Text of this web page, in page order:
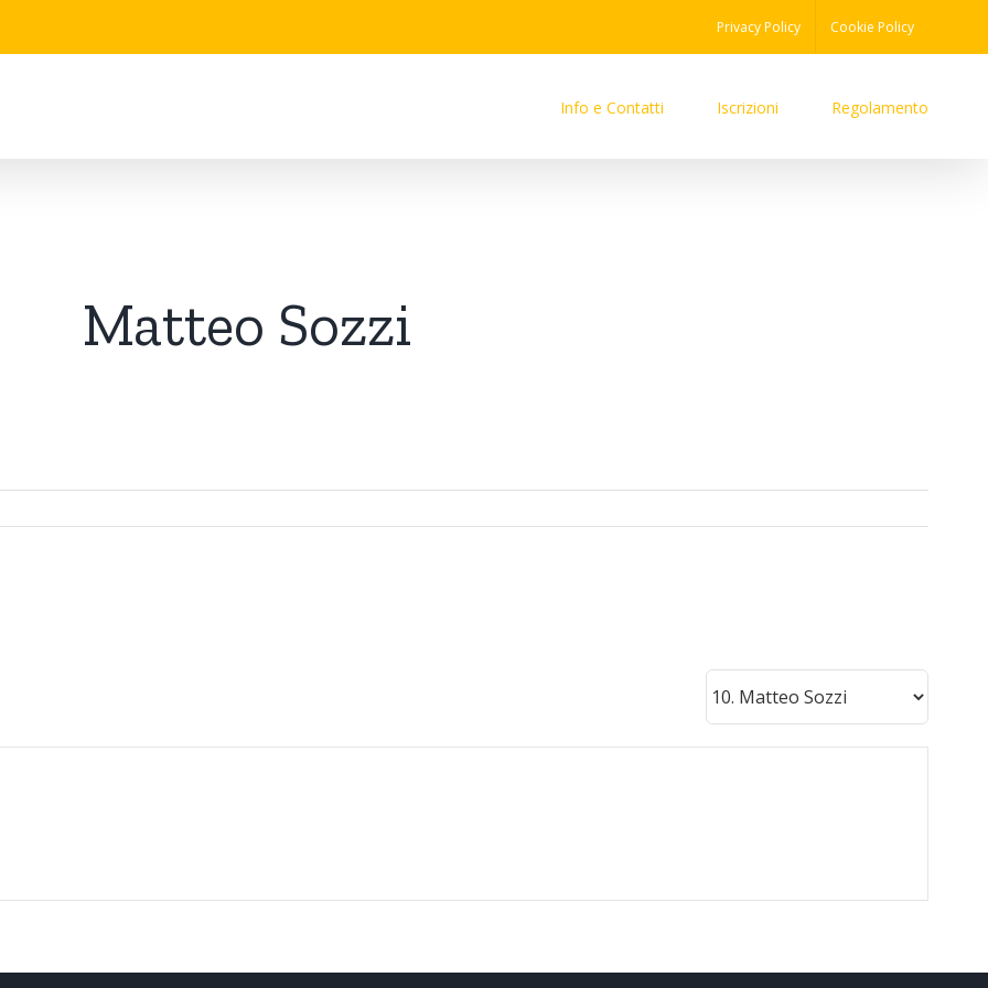
Privacy Policy Cookie Policy
Info e Contatti Iscrizioni Regolamento
Matteo Sozzi